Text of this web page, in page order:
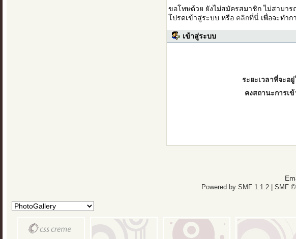
ขอโทษด้วย ยังไม่สมัครสมาชิก ไม่สามาร
โปรดเข้าสู่ระบบ หรือ คลิกที่นี่เพื่อจะทำ
เข้าสู่ระบบ
ระยะเวลาที่จะอ
คงสถานะการเ
Powered by SMF 1.1.2| SMF ©